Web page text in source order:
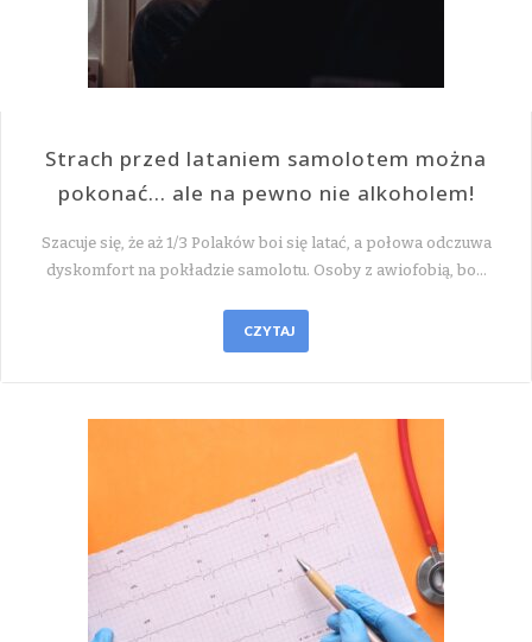
Strach przed lataniem samolotem można
pokonać… ale na pewno nie alkoholem!
Szacuje się, że aż 1/3 Polaków boi się latać, a połowa odczuwa
dyskomfort na pokładzie samolotu. Osoby z awiofobią, bo…
CZYTAJ